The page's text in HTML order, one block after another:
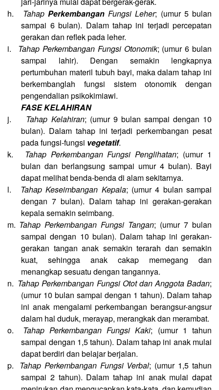
h.
Tahap PerkembanganFungsi Leher; (umur 5 bulan
sampai 6 bulan). Dalam tahap ini terjadi percepatan
gerakan dan reflek pada leher.
i.
Tahap Perkembangan Fungsi Otonomik; (umur 6 bulan
sampai lahir). Dengan semakin lengkapnya
pertumbuhan materil tubuh bayi, maka dalam tahap ini
berkembanglah fungsi sistem otonomik dengan
pengendalian psikokimiawi.
FASE KELAHIRAN
j.
Tahap Kelahiran; (umur 9 bulan sampai dengan 10
bulan). Dalam tahap ini terjadi perkembangan pesat
pada fungsi-fungsi vegetatif.
k.
Tahap Perkembangan Fungsi Penglihatan; (umur 1
bulan dan berlangsung sampai umur 4 bulan). Bayi
dapat melihat benda-benda di alam sekitarnya.
l.
Tahap Keseimbangan Kepala; (umur 4 bulan sampai
dengan 7 bulan). Dalam tahap ini gerakan-gerakan
kepala semakin seimbang.
m. Tahap Perkembangan Fungsi Tangan; (umur 7 bulan
sampai dengan 10 bulan). Dalam tahap ini gerakan-
gerakan tangan anak semakin terarah dan semakin
kuat, sehingga anak cakap memegang dan
menangkap sesuatu dengan tangannya.
n. Tahap Perkembangan Fungsi Otot dan Anggota Badan;
(umur 10 bulan sampai dengan 1 tahun). Dalam tahap
ini anak mengalami perkembangan berangsur-angsur
dalam hal duduk, merayap, merangkak dan merambat.
o.
Tahap Perkembangan Fungsi Kaki; (umur 1 tahun
sampai dengan 1,5 tahun). Dalam tahap ini anak mulai
dapat berdiri dan belajar berjalan.
p.
Tahap Perkembangan Fungsi Verbal; (umur 1,5 tahun
sampai 2 tahun). Dalam tahap ini anak mulai dapat